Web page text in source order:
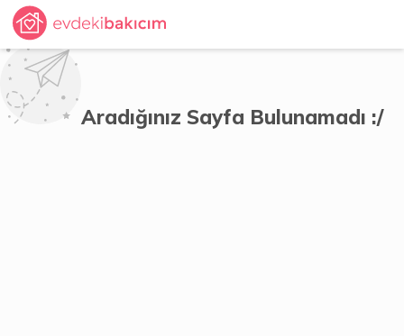
Aradığınız Sayfa Bulunamadı :/